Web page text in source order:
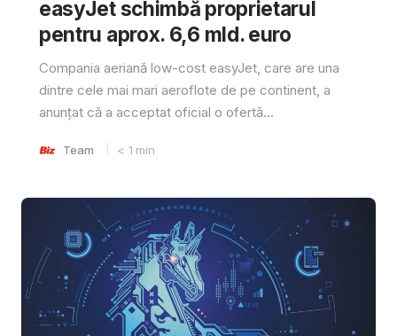
easyJet schimbă proprietarul
pentru aprox. 6,6 mld. euro
Compania aeriană low-cost easyJet, care are una
dintre cele mai mari aeroflote de pe continent, a
anunțat că a acceptat oficial o ofertă...
Team < 1 min